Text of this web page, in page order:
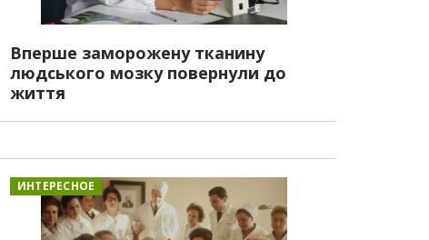
Вперше заморожену тканину
людського мозку повернули до
життя
ИНТЕРЕСНОЕ